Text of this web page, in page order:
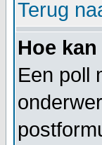
Terug
Hoe
Een poll